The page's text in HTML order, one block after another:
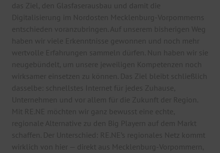
das Ziel, den Glasfaserausbau und damit die
Digitalisierung im Nordosten Mecklenburg-Vorpommerns
entschieden voranzubringen. Auf unserem bisherigen Weg
haben wir viele Erkenntnisse gewonnen und noch mehr
wertvolle Erfahrungen sammeln dürfen. Nun haben wir sie
neugebündelt, um unsere jeweiligen Kompetenzen noch
wirksamer einsetzen zu können. Das Ziel bleibt schließlich
dasselbe: schnellstes Internet für jedes Zuhause,
Unternehmen und vor allem für die Zukunft der Region.
Mit RE.NE möchten wir ganz bewusst eine echte,
regionale Alternative zu den Big Playern auf dem Markt
schaffen. Der Unterschied: RE.NE’s regionales Netz kommt
wirklich von hier — direkt aus Mecklenburg-Vorpommern,